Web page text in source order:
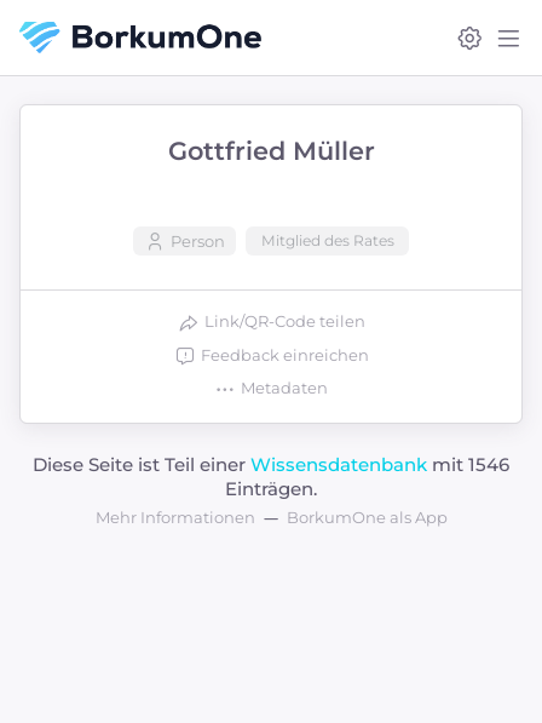
Gottfried Müller
Person Mitglied des Rates
Link/QR-Code teilen
Feedback einreichen
Metadaten
Diese Seite ist Teil einer Wissensdatenbank mit 1546
Einträgen.
Mehr Informationen BorkumOne als App